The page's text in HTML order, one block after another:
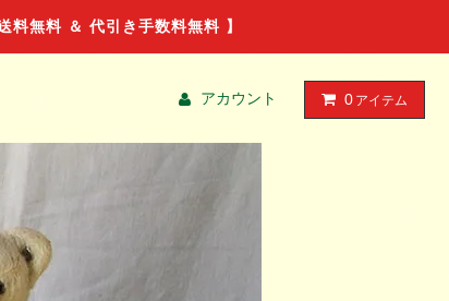
無料 ＆ 代引き手数料無料 】
アカウント 0 アイテム